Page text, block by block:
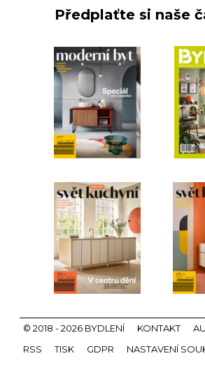
Předplaťte si naše
© 2018 - 2026 BYDLENÍ KONTAKT
RSS
TISK GDPR NASTAVENÍ